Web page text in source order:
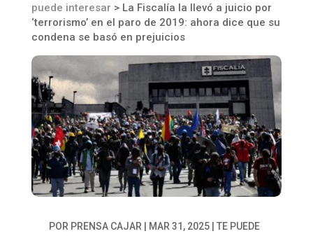
puede interesar > La Fiscalía la llevó a juicio por
‘terrorismo’ en el paro de 2019: ahora dice que su
condena se basó en prejuicios
POR PRENSA CAJAR | MAR 31, 2025| TE PUEDE